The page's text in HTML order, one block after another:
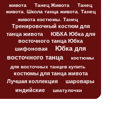
живота
Танец Живота
Танец
живота. Школа танца живота. Танец
живота костюмы. Танец
Тренировочный костюм для
танца живота
ЮБКА Юбка для
восточного танца Юбка
шифоновая
Юбка для
восточного танца
костюмы
для восточных танцев купить
костюмы для танца живота
Лучшая коллекция
шаровары
индийские
шкатулочки